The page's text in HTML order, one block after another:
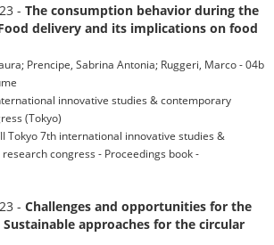
- The consumption behavior during the
delivery and its implications on food
Prencipe, Sabrina Antonia; Ruggeri, Marco - 04b
innovative studies & contemporary
(Tokyo)
Tokyo 7th international innovative studies &
congress - Proceedings book -
- Challenges and opportunities for the
approaches for the circular